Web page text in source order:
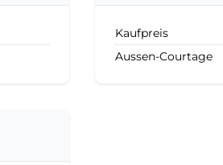
Kaufpreis
Aussen-Courtage